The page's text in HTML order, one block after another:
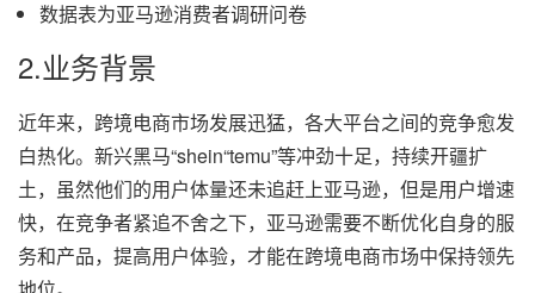
数据表为亚马逊消费者调研问卷
2.业务背景
近年来，跨境电商市场发展迅猛，各大平台之间的竞争愈发
白热化。新兴黑马“shein“temu”等冲劲十足，持续开疆扩
土，虽然他们的用户体量还未追赶上亚马逊，但是用户增速
快，在竞争者紧追不舍之下，亚马逊需要不断优化自身的服
务和产品，提高用户体验，才能在跨境电商市场中保持领先